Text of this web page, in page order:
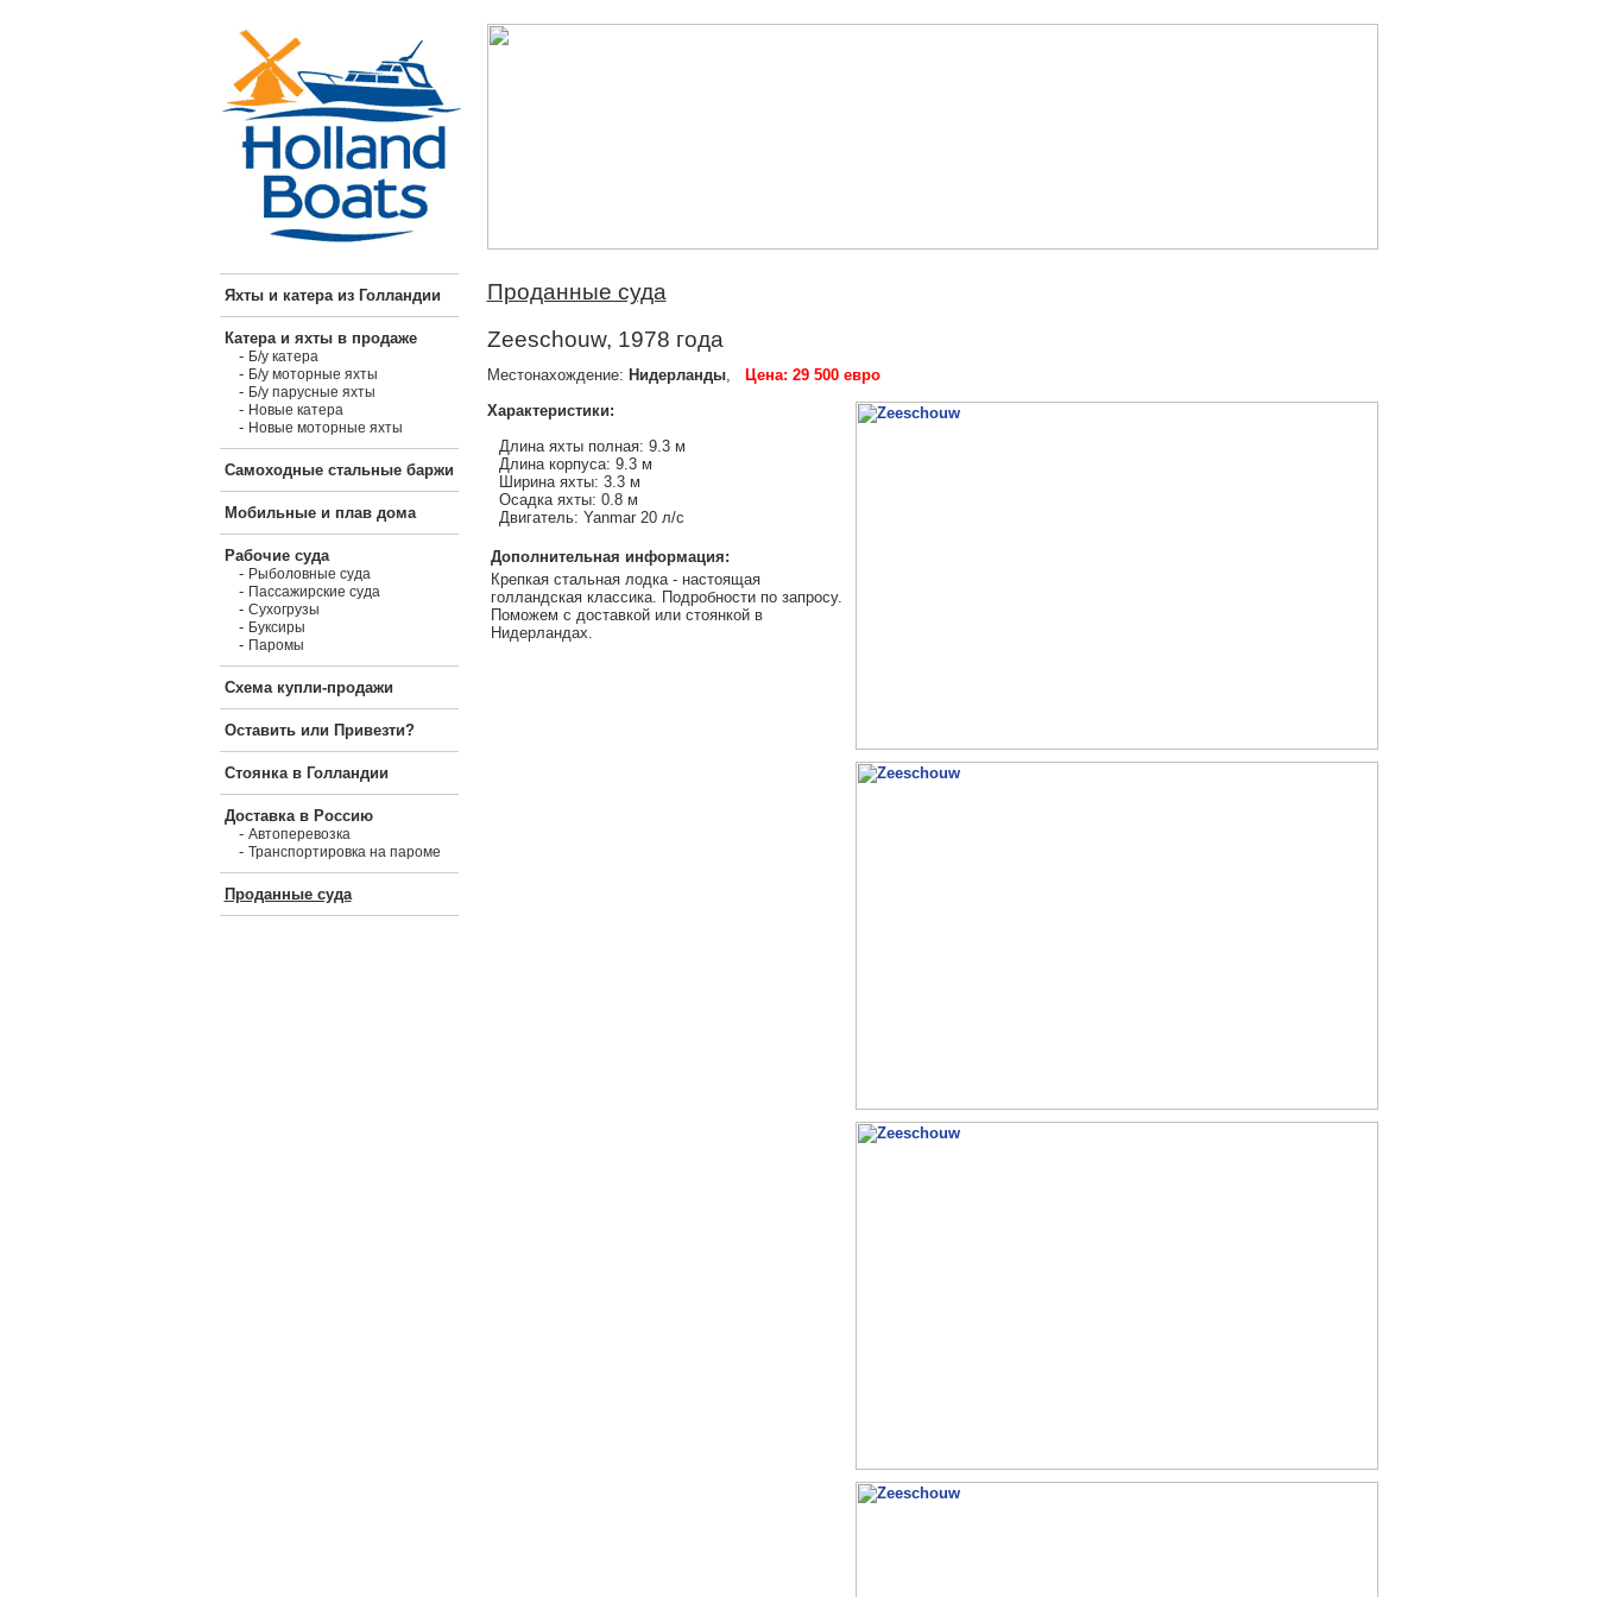
Яхты и катера из Голландии
Катера и яхты в продаже
- Б/у катера
- Б/у моторные яхты
- Б/у парусные яхты
- Новые катера
- Новые моторные яхты
Самоходные стальные баржи
Мобильные и плав дома
Рабочие суда
- Рыболовные суда
- Пассажирские суда
- Сухогрузы
- Буксиры
- Паромы
Схема купли-продажи
Оставить или Привезти?
Стоянка в Голландии
Доставка в Россию
- Автоперевозка
- Транспортировка на пароме
Проданные суда
Проданные суда
Zeeschouw, 1978 года
Местонахождение: Нидерланды, Цена: 29 500 евро
Характеристики:
Длина яхты полная: 9.3 м
Длина корпуса: 9.3 м
Ширина яхты: 3.3 м
Осадка яхты: 0.8 м
Двигатель: Yanmar 20 л/с
Дополнительная информация:
Крепкая стальная лодка - настоящая
голландская классика. Подробности по запросу.
Поможем с доставкой или стоянкой в
Нидерландах.